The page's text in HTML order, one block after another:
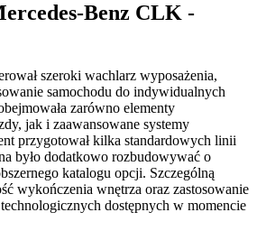
Benz CLK -
szeroki wachlarz wyposażenia,
samochodu do indywidualnych
zarówno elementy
jak i zaawansowane systemy
przygotował kilka standardowych linii
było dodatkowo rozbudowywać o
katalogu opcji. Szczególną
wykończenia wnętrza oraz zastosowanie
dostępnych w momencie